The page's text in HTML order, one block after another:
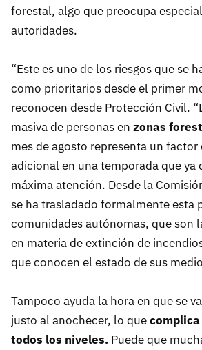
forestal, algo que preocupa
autoridades.
“Este es uno de los riesgos que se
como prioritarios desde el primer
reconocen desde Protección Civil.
masiva de personas en zonas
mes de agosto representa un factor
adicional en una temporada que ya
máxima atención. Desde la
se ha trasladado formalmente esta
comunidades autónomas, que son
en materia de extinción de
que conocen el estado de sus
Tampoco ayuda la hora en que se
justo al anochecer, lo que
todos los niveles. Puede que